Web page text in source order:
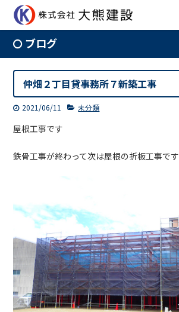
ブログ
仲畑２丁目貸事務所７新築工事
2021/06/11 未分類
屋根工事です
鉄骨工事が終わって次は屋根の折板工事です